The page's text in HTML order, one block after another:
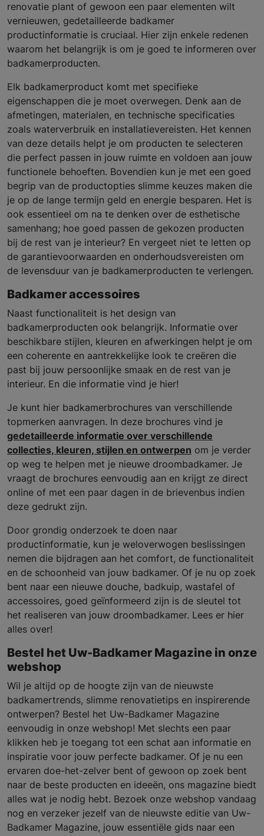
renovatie plant of gewoon een paar elementen wilt
vernieuwen, gedetailleerde badkamer
productinformatie is cruciaal. Hier zijn enkele redenen
waarom het belangrijk is om je goed te informeren over
badkamerproducten.
Elk badkamerproduct komt met specifieke
eigenschappen die je moet overwegen. Denk aan de
afmetingen, materialen, en technische specificaties
zoals waterverbruik en installatievereisten. Het kennen
van deze details helpt je om producten te selecteren
die perfect passen in jouw ruimte en voldoen aan jouw
functionele behoeften. Bovendien kun je met een goed
begrip van de productopties slimme keuzes maken die
je op de lange termijn geld en energie besparen. Het is
ook essentieel om na te denken over de esthetische
samenhang; hoe goed passen de gekozen producten
bij de rest van je interieur? En vergeet niet te letten op
de garantievoorwaarden en onderhoudsvereisten om
de levensduur van je badkamerproducten te verlengen.
Badkamer accessoires
Naast functionaliteit is het design van
badkamerproducten ook belangrijk. Informatie over
beschikbare stijlen, kleuren en afwerkingen helpt je om
een coherente en aantrekkelijke look te creëren die
past bij jouw persoonlijke smaak en de rest van je
interieur. En die informatie vind je hier!
Je kunt hier badkamerbrochures van verschillende
topmerken aanvragen. In deze brochures vind je
gedetailleerde informatie over verschillende
collecties, kleuren, stijlen en ontwerpen om je verder
op weg te helpen met je nieuwe droombadkamer. Je
vraagt de brochures eenvoudig aan en krijgt ze direct
online of met een paar dagen in de brievenbus indien
deze gedrukt zijn.
Door grondig onderzoek te doen naar
productinformatie, kun je weloverwogen beslissingen
nemen die bijdragen aan het comfort, de functionaliteit
en de schoonheid van jouw badkamer. Of je nu op zoek
bent naar een nieuwe douche, badkuip, wastafel of
accessoires, goed geïnformeerd zijn is de sleutel tot
het realiseren van jouw droombadkamer. Lees er hier
alles over!
Bestel het Uw-Badkamer Magazine in onze
webshop
Wil je altijd op de hoogte zijn van de nieuwste
badkamertrends, slimme renovatietips en inspirerende
ontwerpen? Bestel het Uw-Badkamer Magazine
eenvoudig in onze webshop! Met slechts een paar
klikken heb je toegang tot een schat aan informatie en
inspiratie voor jouw perfecte badkamer. Of je nu een
ervaren doe-het-zelver bent of gewoon op zoek bent
naar de beste producten en ideeën, ons magazine biedt
alles wat je nodig hebt. Bezoek onze webshop vandaag
nog en verzeker jezelf van de nieuwste editie van Uw-
Badkamer Magazine, jouw essentiële gids naar een